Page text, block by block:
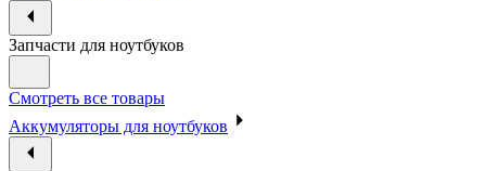
Запчасти для ноутбуков
Смотреть все товары
Аккумуляторы для ноутбуков